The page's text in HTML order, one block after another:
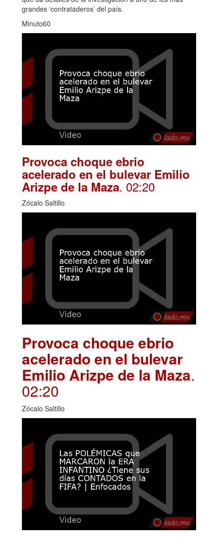
grandes ‘contrataderos’ del país.
Minuto60
Provoca choque ebrio
acelerado en el bulevar Emilio
Arizpe de la Maza. 02:20
Zócalo Saltillo
Provoca choque ebrio
acelerado en el bulevar
Emilio Arizpe de la Maza.
02:20
Zócalo Saltillo